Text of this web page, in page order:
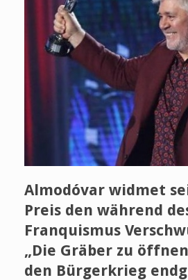
Almodóvar widmet
Preis den während
Franquismus
„Die Gräber zu
den Bürgerkrieg